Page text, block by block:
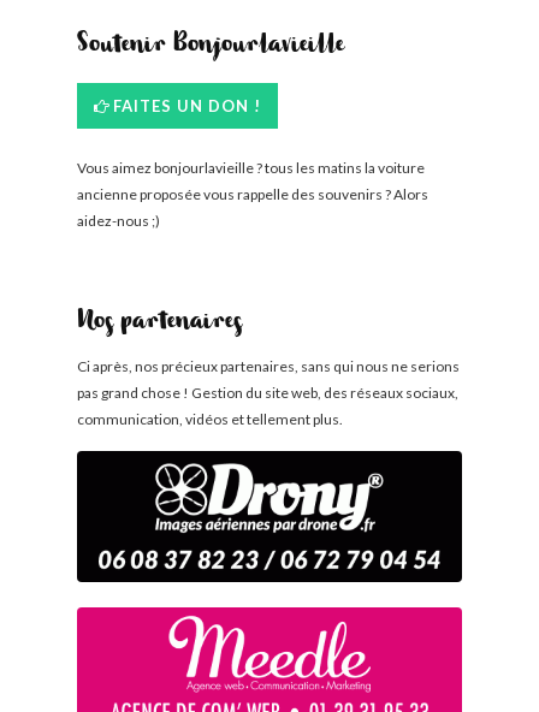
Soutenir Bonjourlavieille
FAITES UN DON !
Vous aimez bonjourlavieille ? tous les matins la voiture
ancienne proposée vous rappelle des souvenirs ? Alors
aidez-nous ;)
Nos partenaires
Ci après, nos précieux partenaires, sans qui nous ne serions
pas grand chose ! Gestion du site web, des réseaux sociaux,
communication, vidéos et tellement plus.